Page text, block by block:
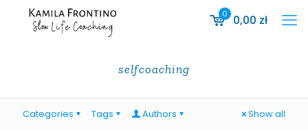
0 0,00 zł
selfcoaching
Categories Tags Authors Show all